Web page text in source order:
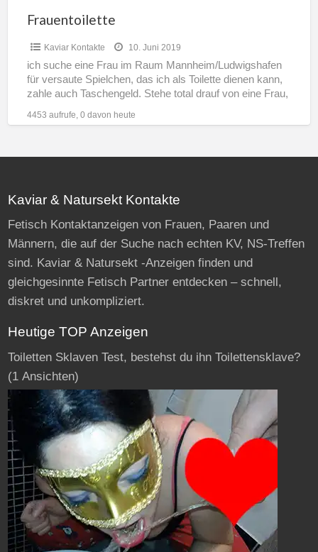
Frauentoilette
Kaviar Kontakte 10. Juni 2019
ich suche eine Frau im Raum Mannheim/Ludwigshafen
für versaute Spielchen, das ich als Toilette dienen kann,
zahle auch Taschengeld. Stehe total drauf von eine Frau,
4453 aufrufe, 0 davon heute
Kaviar & Natursekt Kontakte
Fetisch Kontaktanzeigen von Frauen, Paaren und
Männern, die auf der Suche nach echten KV, NS-Treffen
sind. Kaviar & Natursekt -Anzeigen finden und
gleichgesinnte Fetisch Partner entdecken – schnell,
diskret und unkompliziert.
Heutige TOP Anzeigen
Toiletten Sklaven Test, bestehst du ihn Toilettensklave?
(1 Ansichten)